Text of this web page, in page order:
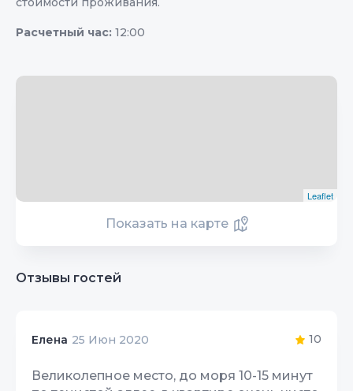
Расчетный час: 12:00
Leaflet
Показать на карте
Отзывы гостей
Елена 25 Июн 2020 10
Великолепное место, до моря 10-15 минут